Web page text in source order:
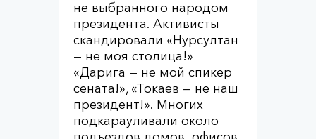
не выбранного народом
президента. Активисты
скандировали «Нурсултан
— не моя столица!»
«Дарига — не мой спикер
сената!», «Токаев — не наш
президент!». Многих
подкарауливали около